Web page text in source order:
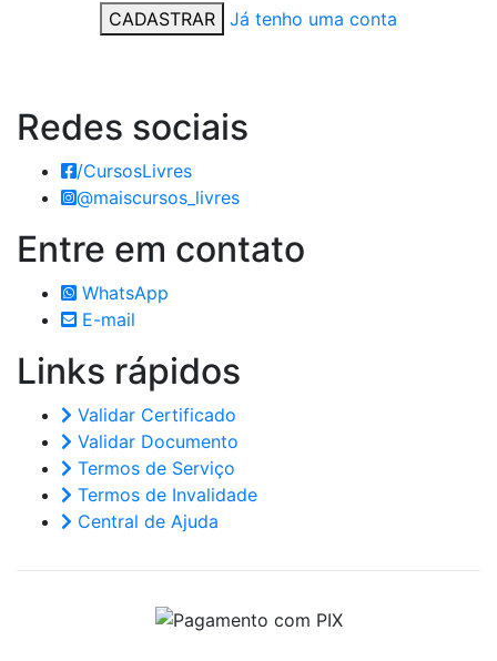
CADASTRAR Já tenho uma conta
Redes sociais
/CursosLivres
@maiscursos_livres
Entre em contato
WhatsApp
E-mail
Links rápidos
Validar Certificado
Validar Documento
Termos de Serviço
Termos de Invalidade
Central de Ajuda